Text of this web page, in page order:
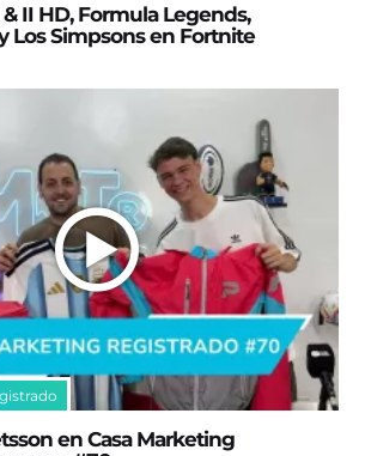
II HD, Formula Legends,
Los Simpsons en Fortnite
en Casa Marketing